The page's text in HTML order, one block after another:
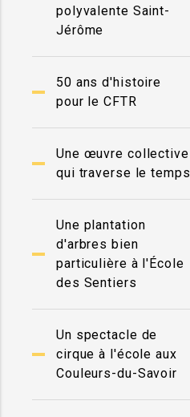
polyvalente Saint-
Jérôme
50 ans d'histoire
pour le CFTR
Une œuvre collective
qui traverse le temps
Une plantation
d'arbres bien
particulière à l'École
des Sentiers
Un spectacle de
cirque à l'école aux
Couleurs-du-Savoir